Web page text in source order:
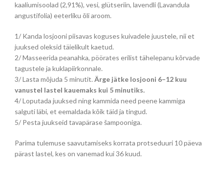
kaaliumisoolad (2,91%), vesi, glütseriin, lavendli (Lavandula
angustifolia) eeterliku õli aroom.
1/ Kanda losjooni piisavas koguses kuivadele juustele, nii et
juuksed oleksid täielikult kaetud.
2/ Masseerida peanahka, pöörates erilist tähelepanu kõrvade
tagustele ja kuklapiirkonnale.
3/ Lasta mõjuda 5 minutit. Ärge jätke losjooni 6–12 kuu
vanustel lastel kauemaks kui 5 minutiks.
4/ Loputada juuksed ning kammida need peene kammiga
salguti läbi, et eemaldada kõik täid ja tingud.
5/ Pesta juukseid tavapärase šampooniga.
Parima tulemuse saavutamiseks korrata protseduuri 10 päeva
pärast lastel, kes on vanemad kui 36 kuud.